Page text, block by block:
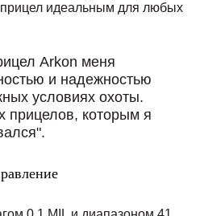
прицел идеальным для любых
Arkon меня
и надежностью
условиях охоты.
прицелов, которым я